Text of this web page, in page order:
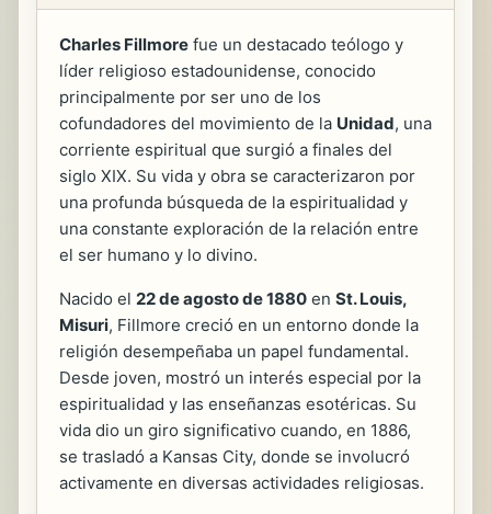
Charles Fillmore fue un destacado teólogo y
líder religioso estadounidense, conocido
principalmente por ser uno de los
cofundadores del movimiento de la Unidad, una
corriente espiritual que surgió a finales del
siglo XIX. Su vida y obra se caracterizaron por
una profunda búsqueda de la espiritualidad y
una constante exploración de la relación entre
el ser humano y lo divino.
Nacido el 22 de agosto de 1880 en St. Louis,
Misuri, Fillmore creció en un entorno donde la
religión desempeñaba un papel fundamental.
Desde joven, mostró un interés especial por la
espiritualidad y las enseñanzas esotéricas. Su
vida dio un giro significativo cuando, en 1886,
se trasladó a Kansas City, donde se involucró
activamente en diversas actividades religiosas.